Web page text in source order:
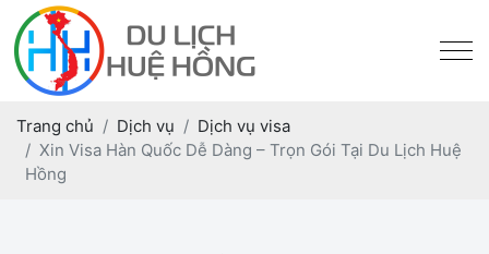
Trang chủ Dịch vụ
Dịch vụ visa
Xin Visa Hàn Quốc Dễ Dàng – Trọn Gói Tại Du Lịch Huệ
Hồng